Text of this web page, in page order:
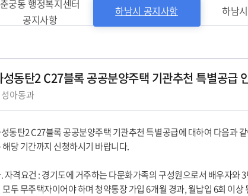
춘궁동 행정복지센터
공지사항
하남시 공지사항 하남
성동탄2 C27블록 공공분양주택 기관추천 특별공급
아동과
동탄2 C27블록 공공분양주택 기관추천 특별공급에 대하여 다음과
해당 기간까지 신청하시기 바랍니다.
자격요건 : 경기도에 거주하는 다문화가족의 구성원으로서 배우자와
모두 무주택자이어야 하며 청약통장 가입 6개월 경과, 월납입 6회 이상